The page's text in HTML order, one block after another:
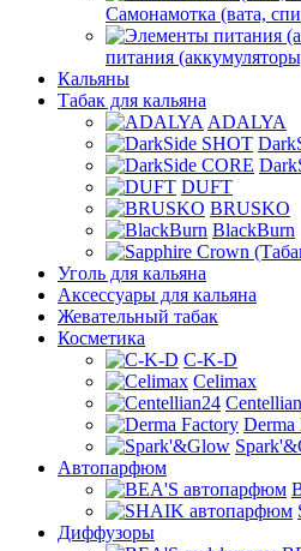
Самонамотка (вата,
питания
Кальяны
Табак для кальяна
ADALYA
DUFT
BRUSKO
BlackBurn
Уголь для кальяна
Аксессуары для кальяна
Жевательный табак
Косметика
C-K-D
Celimax
Derma
Автопарфюм
Диффузоры